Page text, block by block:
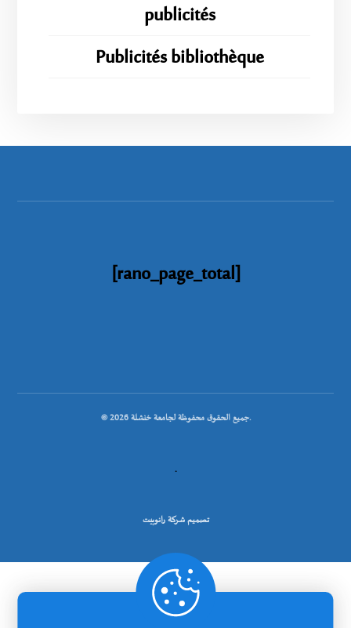
publicités
Publicités bibliothèque
[rano_page_total]
© جميع الحقوق محفوظة لجامعة خنشلة 2026.
.
تصميم شركة رانوبيت